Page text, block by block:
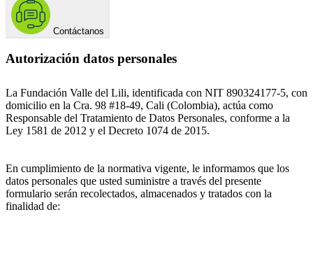
Contáctanos
Autorización datos personales
La Fundación Valle del Lili, identificada con NIT 890324177-5, con
domicilio en la Cra. 98 #18-49, Cali (Colombia), actúa como
Responsable del Tratamiento de Datos Personales, conforme a la
Ley 1581 de 2012 y el Decreto 1074 de 2015.
En cumplimiento de la normativa vigente, le informamos que los
datos personales que usted suministre a través del presente
formulario serán recolectados, almacenados y tratados con la
finalidad de: